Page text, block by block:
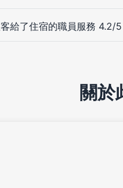
給了住宿的職員服務 4.2/
關於